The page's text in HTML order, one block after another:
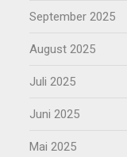
September 2025
August 2025
Juli 2025
Juni 2025
Mai 2025